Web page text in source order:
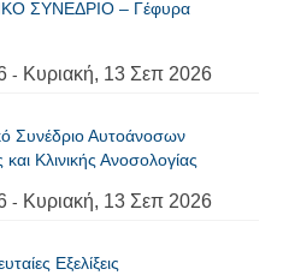
ΣΥΝΕΔΡΙΟ – Γέφυρα
- Κυριακή, 13 Σεπ 2026
Συνέδριο Αυτοάνοσων
Κλινικής Ανοσολογίας
- Κυριακή, 13 Σεπ 2026
Εξελίξεις